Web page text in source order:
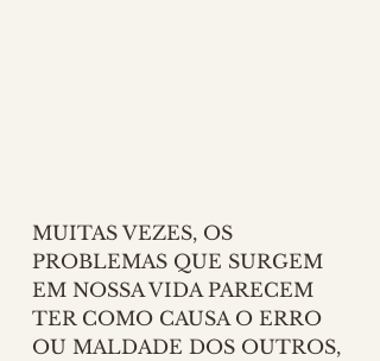
MUITAS VEZES, OS
PROBLEMAS QUE SURGEM
EM NOSSA VIDA PARECEM
TER COMO CAUSA O ERRO
OU MALDADE DOS OUTROS,